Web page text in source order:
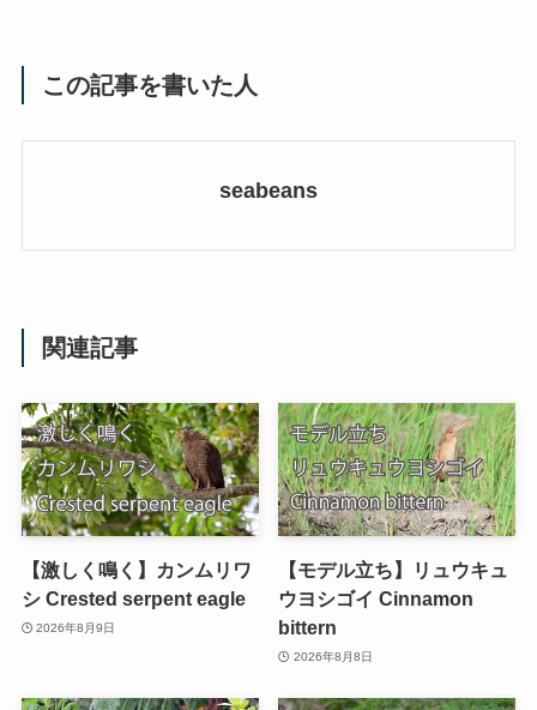
この記事を書いた人
seabeans
関連記事
【激しく鳴く】カンムリワ
シ Crested serpent eagle
2026年8月9日
【モデル立ち】リュウキュ
ウヨシゴイ Cinnamon
bittern
2026年8月8日